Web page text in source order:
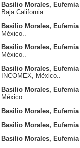
Basilio Morales, Eufemia
Baja California..
Basilio Morales, Eufemia
México..
Basilio Morales, Eufemia
México..
Basilio Morales, Eufemia
INCOMEX, México..
Basilio Morales, Eufemia
México..
Basilio Morales, Eufemia
Basilio Morales, Eufemia
Basilio Morales, Eufemia